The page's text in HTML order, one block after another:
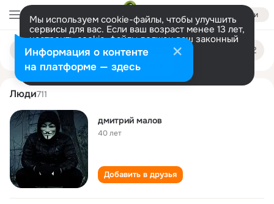
Войти
Мы используем cookie-файлы, чтобы улучшить
сервисы для вас. Если ваш возраст менее 13 лет,
настроить cookie-файлы должен ваш законный
представитель. Больше информации
Разрешить все Настроить
Поиск
людям
dmitriy malov
Люди711
дмитрий малов
40 лет
Добавить в друзья
Информация о контенте
на платформе — здесь